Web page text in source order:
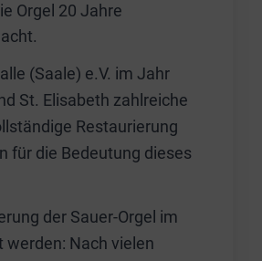
Orgel 20 Jahre
(Saale) e.V. im Jahr
St. Elisabeth zahlreiche
Restaurierung
für die Bedeutung dieses
der Sauer-Orgel im
Nach vielen